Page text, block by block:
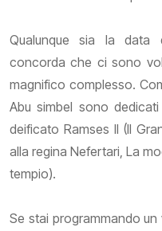
Qualunque sia la data
concorda che ci sono
magnifico complesso.
Abu simbel sono
deificato Ramses II (Il
alla regina Nefertari, La
tempio).
Se stai programmando